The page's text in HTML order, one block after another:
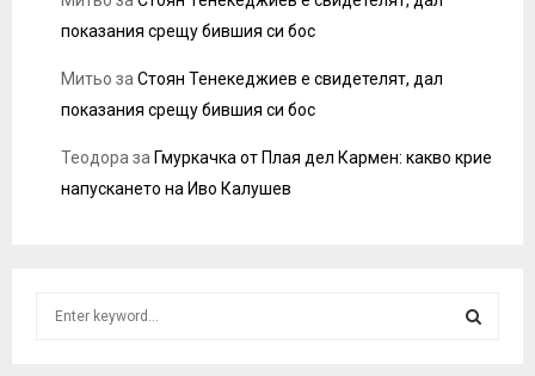
показания срещу бившия си бос
Митьо за Стоян Тенекеджиев е свидетелят, дал
показания срещу бившия си бос
Теодора за Гмуркачка от Плая дел Кармен: какво крие
напускането на Иво Калушев